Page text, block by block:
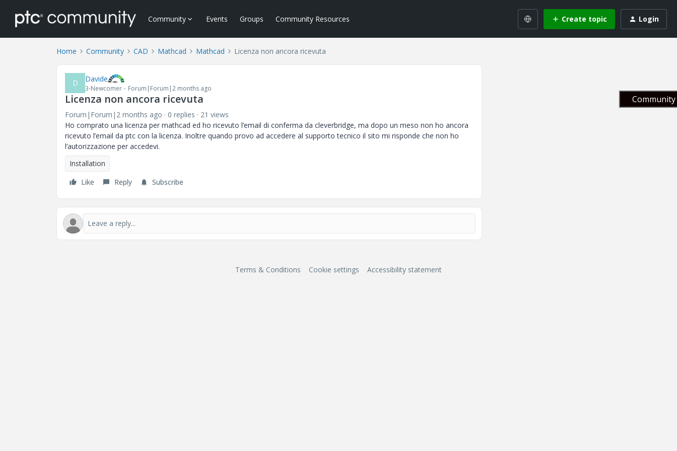
Community Events Groups Community Resources Create topic Login
Home Community CAD Mathcad Mathcad Licenza non ancora ricevuta
D Davide
3-Newcomer Forum|Forum|2 months ago
Licenza non ancora ricevuta
Forum|Forum|2 months ago 0 replies
21 views
Ho comprato una licenza per mathcad ed ho ricevuto l’email di conferma da cleverbridge, ma dopo un meso non ho ancora
ricevuto l’email da ptc con la licenza. Inoltre quando provo ad accedere al supporto tecnico il sito mi risponde che non ho
l’autorizzazione per accedevi.
Installation
Like
Reply Subscribe
Terms & Conditions Cookie settings Accessibility statement